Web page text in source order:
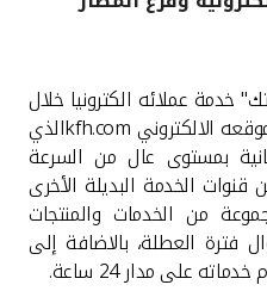
خدمة عملائه الكترونيا خلال
الالكتروني الذي
150 خدمة مجانية بمستوى عال من السرعة
قنوات الخدمة البديلة الأخرى
من الخدمات والمنتجات
فترة العطلة، بالاضافة إلى
على مدار 24 ساعة.